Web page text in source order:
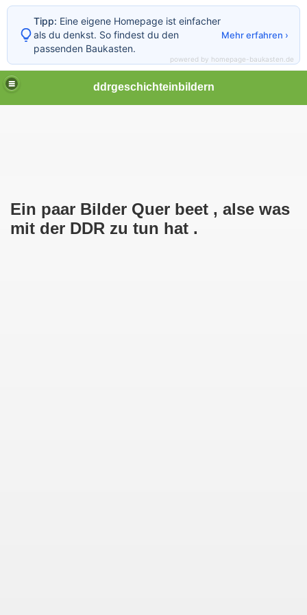
ddrgeschichteinbildern
Ein paar Bilder Quer beet , alse was
mit der DDR zu tun hat .
Tipp: Eine eigene Homepage ist einfacher
als du denkst. So findest du den
passenden Baukasten.
Mehr erfahren ›
powered by homepage-baukasten.de